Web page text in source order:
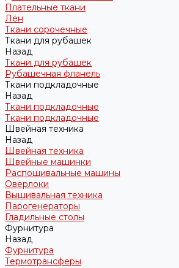
Плательные ткани
Лён
Ткани сорочечные
Ткани для рубашек
Назад
Ткани для рубашек
Рубашечная фланель
Ткани подкладочные
Назад
Ткани подкладочные
Ткани подкладочные
Швейная техника
Назад
Швейная техника
Швейные машинки
Распошивальные машины
Оверлоки
Вышивальная техника
Парогенераторы
Гладильные столы
Фурнитура
Назад
Фурнитура
Термотрансферы